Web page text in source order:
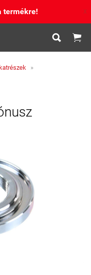
termékre! X
 
»